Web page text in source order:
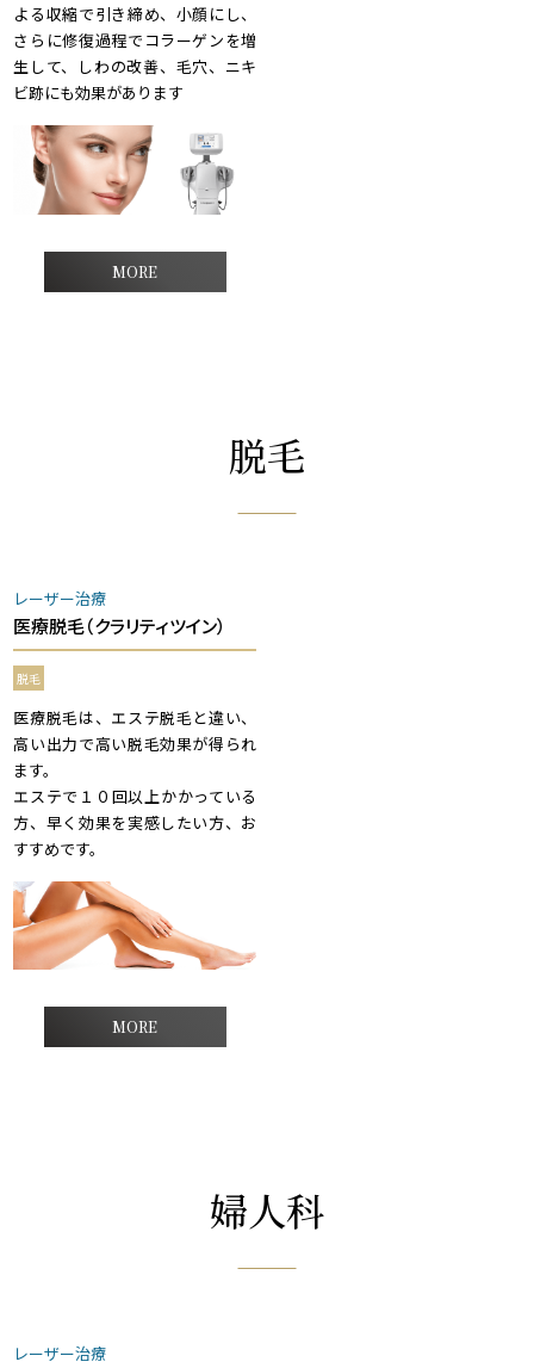
よる収縮で引き締め、小顔にし、
さらに修復過程でコラーゲンを増
生して、しわの改善、毛穴、ニキ
ビ跡にも効果があります
MORE
脱毛
レーザー治療
医療脱毛（クラリティツイン）
脱毛
医療脱毛は、エステ脱毛と違い、
高い出力で高い脱毛効果が得られ
ます。
エステで１０回以上かかっている
方、早く効果を実感したい方、お
すすめです。
MORE
婦人科
レーザー治療